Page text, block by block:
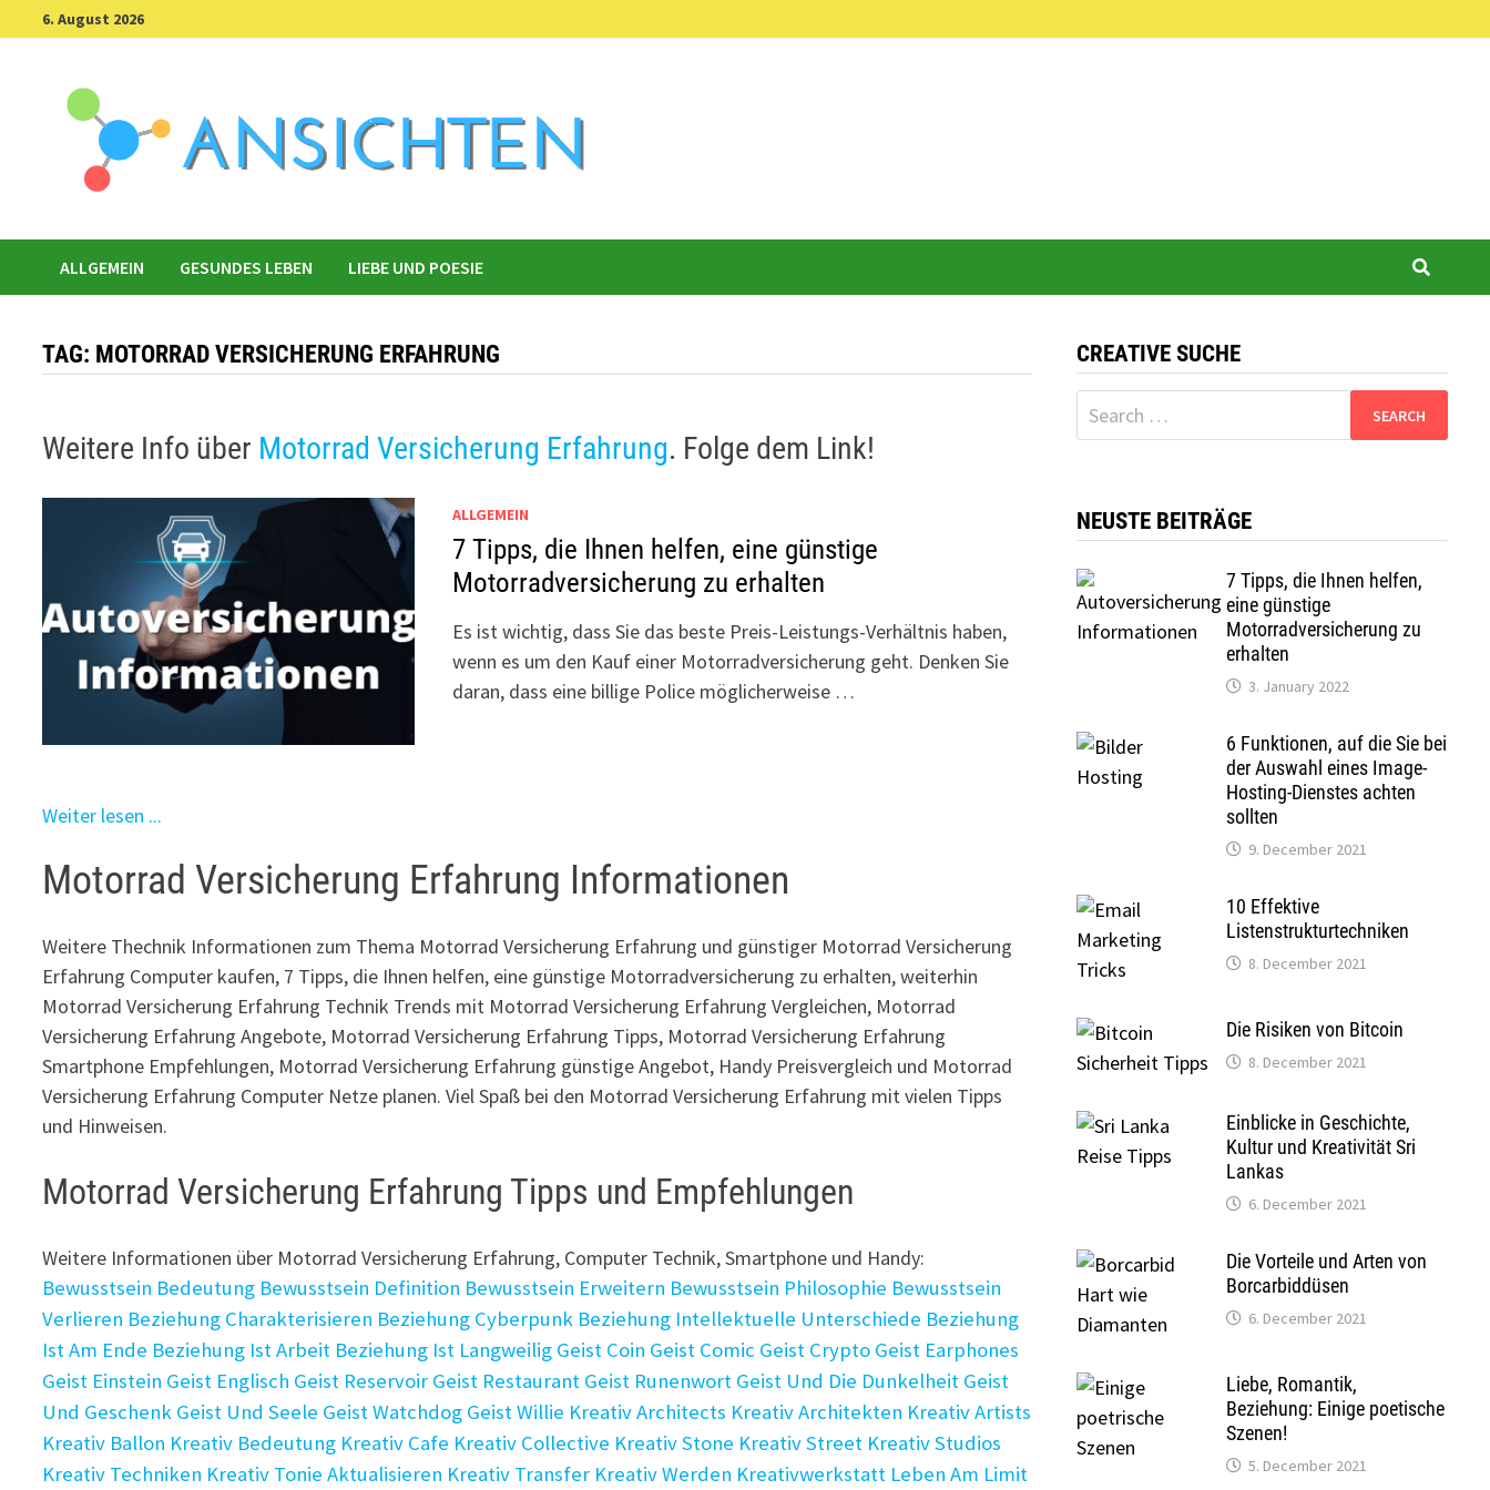
to
6. August 2026
ALLGEMEIN GESUNDES LEBEN LIEBE UND POESIE
TAG: MOTORRAD VERSICHERUNG ERFAHRUNG
Weitere Info über Motorrad Versicherung Erfahrung. Folge dem Link!
ALLGEMEIN
7 Tipps, die Ihnen helfen, eine günstige
Motorradversicherung zu erhalten
Es ist wichtig, dass Sie das beste Preis-Leistungs-Verhältnis haben,
wenn es um den Kauf einer Motorradversicherung geht. Denken Sie
daran, dass eine billige Police möglicherweise …
Weiter lesen ...
Motorrad Versicherung Erfahrung Informationen
Weitere Thechnik Informationen zum Thema Motorrad Versicherung Erfahrung und günstiger Motorrad Versicherung
Erfahrung Computer kaufen, 7 Tipps, die Ihnen helfen, eine günstige Motorradversicherung zu erhalten, weiterhin
Motorrad Versicherung Erfahrung Technik Trends mit Motorrad Versicherung Erfahrung Vergleichen, Motorrad
Versicherung Erfahrung Angebote, Motorrad Versicherung Erfahrung Tipps, Motorrad Versicherung Erfahrung
Smartphone Empfehlungen, Motorrad Versicherung Erfahrung günstige Angebot, Handy Preisvergleich und Motorrad
Versicherung Erfahrung Computer Netze planen. Viel Spaß bei den Motorrad Versicherung Erfahrung mit vielen Tipps
und Hinweisen.
Motorrad Versicherung Erfahrung Tipps und Empfehlungen
Weitere Informationen über Motorrad Versicherung Erfahrung, Computer Technik, Smartphone und Handy:
Bewusstsein Bedeutung Bewusstsein Definition Bewusstsein Erweitern Bewusstsein Philosophie Bewusstsein
Verlieren Beziehung Charakterisieren Beziehung Cyberpunk Beziehung Intellektuelle Unterschiede Beziehung
Ist Am Ende Beziehung Ist Arbeit Beziehung Ist Langweilig Geist Coin Geist Comic Geist Crypto Geist Earphones
Geist Einstein Geist Englisch Geist Reservoir Geist Restaurant Geist Runenwort Geist Und Die Dunkelheit Geist
Und Geschenk Geist Und Seele Geist Watchdog Geist Willie Kreativ Architects Kreativ Architekten Kreativ Artists
Kreativ Ballon Kreativ Bedeutung Kreativ Cafe Kreativ Collective Kreativ Stone Kreativ Street Kreativ Studios
Kreativ Techniken Kreativ Tonie Aktualisieren Kreativ Transfer Kreativ Werden Kreativwerkstatt Leben Am Limit
CREATIVE SUCHE
Search
for:
NEUSTE BEITRÄGE
7 Tipps, die Ihnen helfen,
eine günstige
Motorradversicherung zu
erhalten
3. January 2022
6 Funktionen, auf die Sie bei
der Auswahl eines Image-
Hosting-Dienstes achten
sollten
9. December 2021
10 Effektive
Listenstrukturtechniken
8. December 2021
Die Risiken von Bitcoin
8. December 2021
Einblicke in Geschichte,
Kultur und Kreativität Sri
Lankas
6. December 2021
Die Vorteile und Arten von
Borcarbiddüsen
6. December 2021
Liebe, Romantik,
Beziehung: Einige poetische
Szenen!
5. December 2021